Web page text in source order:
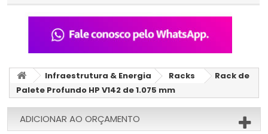
Infraestrutura & Energia Racks
Rack de
Palete Profundo HP V142 de 1.075 mm
ADICIONAR AO ORÇAMENTO